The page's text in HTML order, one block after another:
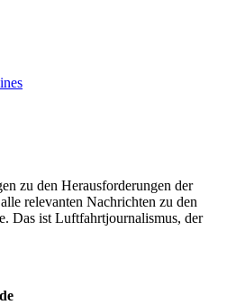
zu den Herausforderungen der
relevanten Nachrichten zu den
Das ist Luftfahrtjournalismus, der